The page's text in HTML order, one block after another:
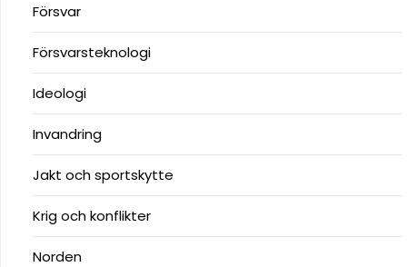
Försvar
Försvarsteknologi
Ideologi
Invandring
Jakt och sportskytte
Krig och konflikter
Norden